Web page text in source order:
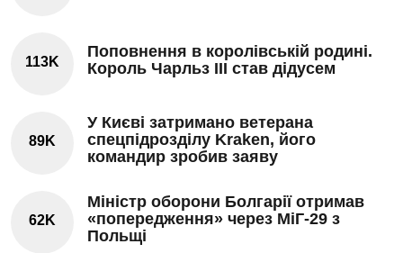
113K
Поповнення в королівській родині.
Король Чарльз III став дідусем
89K
У Києві затримано ветерана
спецпідрозділу Kraken, його
командир зробив заяву
62K
Міністр оборони Болгарії отримав
«попередження» через МіГ-29 з
Польщі